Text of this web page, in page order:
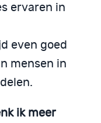
ervaren in
even goed
mensen in
ik meer